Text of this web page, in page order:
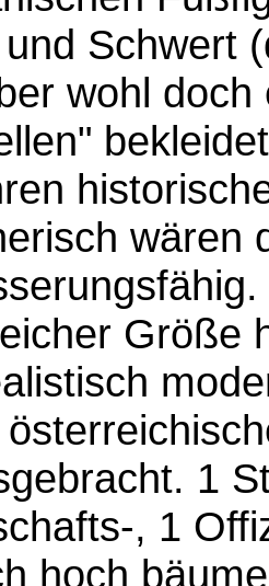
Schwert
wohl
wären
Größe
1
, 1
hoch